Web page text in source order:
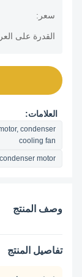
القدرة على العرض:
العلامات:
motor, condenser
cooling fan
hvac condenser motor
وصف المنتج
تفاصيل المنتج